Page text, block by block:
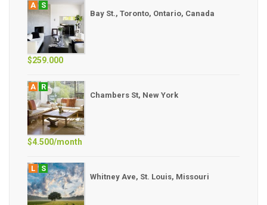
A
S
Bay St., Toronto, Ontario, Canada
$259.000
A
R
Chambers St, New York
$4.500/month
L
S
Whitney Ave, St. Louis, Missouri